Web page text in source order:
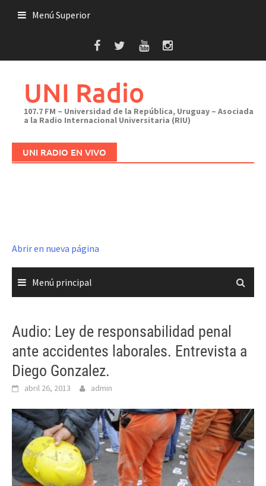
Menú Superior
UNI Radio
107.7 FM – Universidad de la República, Uruguay – Asociada
a la Radio Internacional Universitaria (RIU)
UNI RADIO EN VIVO
Abrir en nueva página
Menú principal
Audio: Ley de responsabilidad penal
ante accidentes laborales. Entrevista a
Diego Gonzalez.
abril 26, 2013 admin